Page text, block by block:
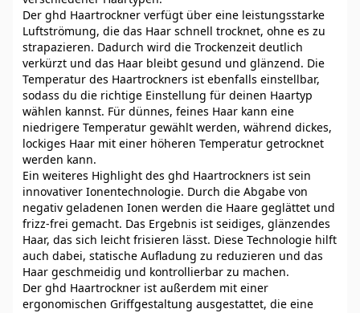
Der ghd Haartrockner verfügt über eine leistungsstarke
Luftströmung, die das Haar schnell trocknet, ohne es zu
strapazieren. Dadurch wird die Trockenzeit deutlich
verkürzt und das Haar bleibt gesund und glänzend. Die
Temperatur des Haartrockners ist ebenfalls einstellbar,
sodass du die richtige Einstellung für deinen Haartyp
wählen kannst. Für dünnes, feines Haar kann eine
niedrigere Temperatur gewählt werden, während dickes,
lockiges Haar mit einer höheren Temperatur getrocknet
werden kann.
Ein weiteres Highlight des ghd Haartrockners ist sein
innovativer Ionentechnologie. Durch die Abgabe von
negativ geladenen Ionen werden die Haare geglättet und
frizz-frei gemacht. Das Ergebnis ist seidiges, glänzendes
Haar, das sich leicht frisieren lässt. Diese Technologie hilft
auch dabei, statische Aufladung zu reduzieren und das
Haar geschmeidig und kontrollierbar zu machen.
Der ghd Haartrockner ist außerdem mit einer
ergonomischen Griffgestaltung ausgestattet, die eine